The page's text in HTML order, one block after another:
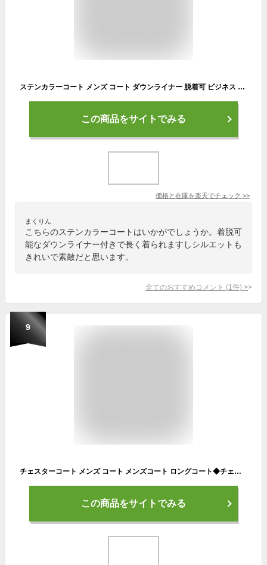
ステンカラーコート メンズ コート ダウンライナー 脱着可 ビジネス チェック柄 ビジネスコート ハーフコート アウター ステンカラー ロングコート キレイめ 大人 通勤 仕事 秋服 秋 冬服 ボタン留め
この商品をサイトでみる
価格と在庫を楽天でチェック >>
まくりん
こちらのステンカラーコートはいかがでしょうか。着脱可
能なダウンライナー付きで長く着られますしシルエットも
きれいで素敵だと思います。
全てのおすすめコメント (1 件) >
9
チェスターコート メンズ コート メンズコート ロングコート◆チェスターコート＆フーテッドコート＆ステンカラーコート◆アウター 冬 キャメル ブラック グレー ビジネスコート ステンカラーコート ウール 冬服 服 スリムタイプ
この商品をサイトでみる